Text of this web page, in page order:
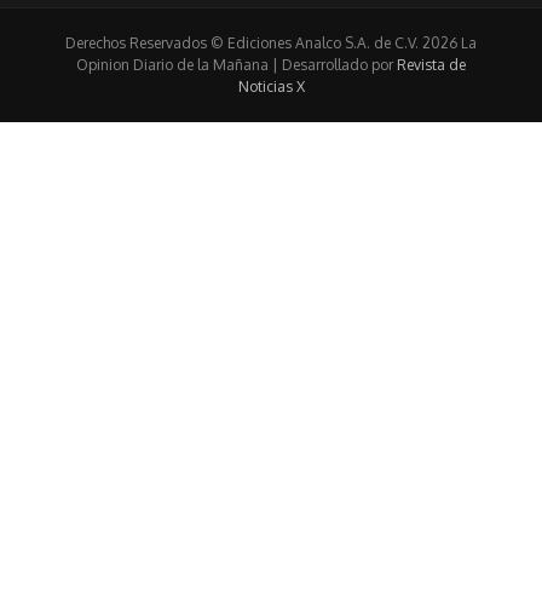
Derechos Reservados © Ediciones Analco S.A. de C.V. 2026 La
Opinion Diario de la Mañana | Desarrollado por Revista de
Noticias X